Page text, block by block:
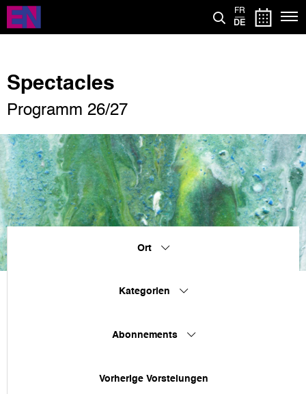
Direkt
zum
Inhalt
FR
DE
Spectacles
Programm 26/27
Ort
Kategorien
Abonnements
Vorherige Vorstelungen